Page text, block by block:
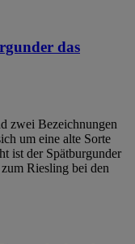
das
zwei Bezeichnungen
um eine alte Sorte
ist der Spätburgunder
Riesling bei den